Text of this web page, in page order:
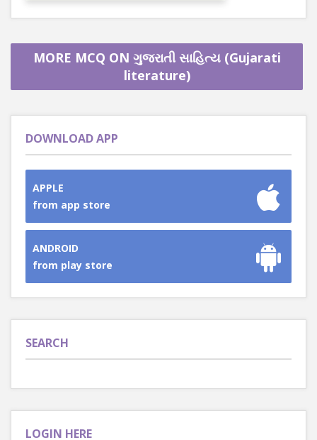
MORE MCQ ON ગુજરાતી સાહિત્ય (Gujarati
literature)
DOWNLOAD APP
APPLE
from app store
ANDROID
from play store
SEARCH
LOGIN HERE